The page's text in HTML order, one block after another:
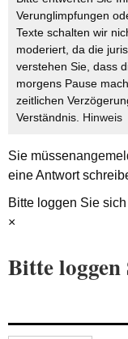
Verunglimpfungen
Texte schalten wir
moderiert, da die
verstehen Sie, dass
morgens Pause
zeitlichen
Verständnis. Hinweis
Sie müssen
eine Antwort
Bitte loggen Sie
×
Bitte loggen